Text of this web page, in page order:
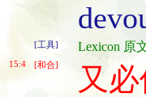
[工具] Lexicon 原
15:4 [和合]
又